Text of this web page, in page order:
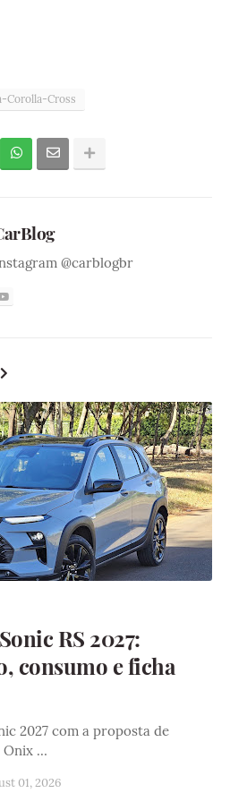
Corolla-Cross
@carblogbr
RS 2027:
consumo e ficha
2027 com a proposta de
Onix …
01, 2026